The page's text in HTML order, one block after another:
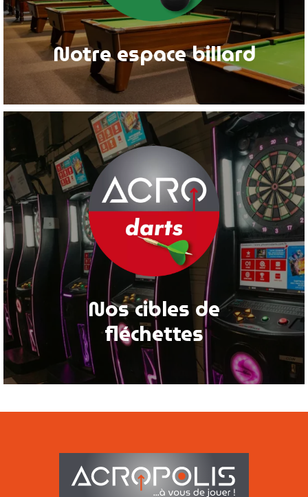
Notre espace billard
Nos cibles de
fléchettes